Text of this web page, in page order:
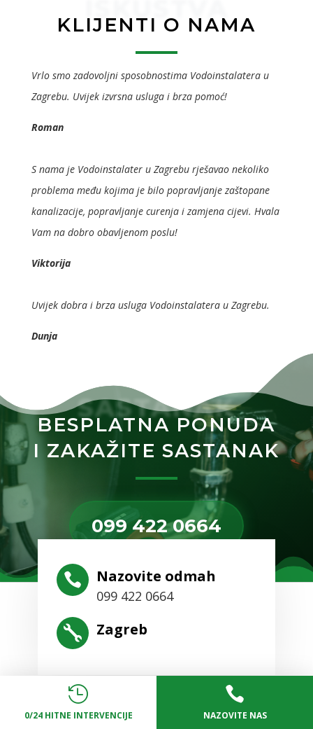
KLIJENTI O NAMA
Vrlo smo zadovoljni sposobnostima Vodoinstalatera u
Zagrebu. Uvijek izvrsna usluga i brza pomoć!
Roman
S nama je Vodoinstalater u Zagrebu rješavao nekoliko
problema među kojima je bilo popravljanje zaštopane
kanalizacije, popravljanje curenja i zamjena cijevi. Hvala
Vam na dobro obavljenom poslu!
Viktorija
Uvijek dobra i brza usluga Vodoinstalatera u Zagrebu.
Dunja
SASTANAK
BESPLATNA PONUDA
I ZAKAŽITE SASTANAK
099 422 0664

0/24 HITNE INTERVENCIJE

NAZOVITE NAS
 Nazovite odmah
099 422 0664
 Zagreb